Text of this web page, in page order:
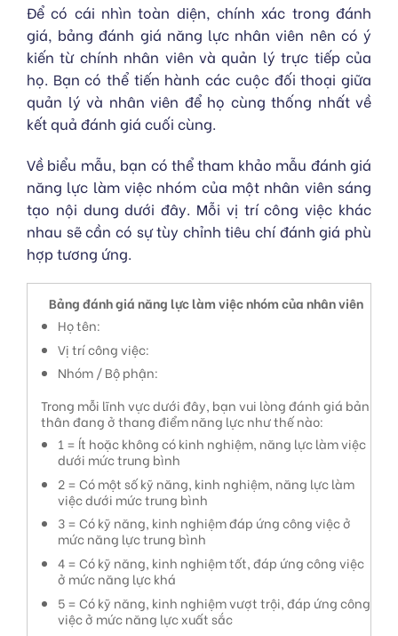
Để có cái nhìn toàn diện, chính xác trong đánh
giá, bảng đánh giá năng lực nhân viên nên có ý
kiến từ chính nhân viên và quản lý trực tiếp của
họ. Bạn có thể tiến hành các cuộc đối thoại giữa
quản lý và nhân viên để họ cùng thống nhất về
kết quả đánh giá cuối cùng.
Về biểu mẫu, bạn có thể tham khảo mẫu đánh giá
năng lực làm việc nhóm của một nhân viên sáng
tạo nội dung dưới đây. Mỗi vị trí công việc khác
nhau sẽ cần có sự tùy chỉnh tiêu chí đánh giá phù
hợp tương ứng.
Bảng đánh giá năng lực làm việc nhóm của nhân viên
Họ tên:
Vị trí công việc:
Nhóm / Bộ phận:
Trong mỗi lĩnh vực dưới đây, bạn vui lòng đánh giá bản
thân đang ở thang điểm năng lực như thế nào:
1 = Ít hoặc không có kinh nghiệm, năng lực làm việc
dưới mức trung bình
2 = Có một số kỹ năng, kinh nghiệm, năng lực làm
việc dưới mức trung bình
3 = Có kỹ năng, kinh nghiệm đáp ứng công việc ở
mức năng lực trung bình
4 = Có kỹ năng, kinh nghiệm tốt, đáp ứng công việc
ở mức năng lực khá
5 = Có kỹ năng, kinh nghiệm vượt trội, đáp ứng công
việc ở mức năng lực xuất sắc